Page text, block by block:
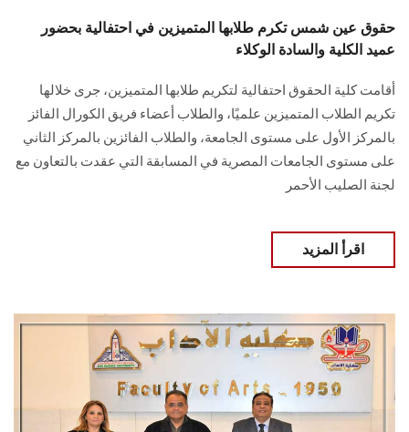
حقوق عين شمس تكرم طلابها المتميزين في احتفالية بحضور
عميد الكلية والسادة الوكلاء
أقامت كلية الحقوق احتفالية لتكريم طلابها المتميزين، جرى خلالها
تكريم الطلاب المتميزين علميًا، والطلاب أعضاء فريق الكورال الفائز
بالمركز الأول على مستوى الجامعة، والطلاب الفائزين بالمركز الثاني
على مستوى الجامعات المصرية في المسابقة التي عقدت بالتعاون مع
لجنة الصليب الأحمر
اقرأ المزيد